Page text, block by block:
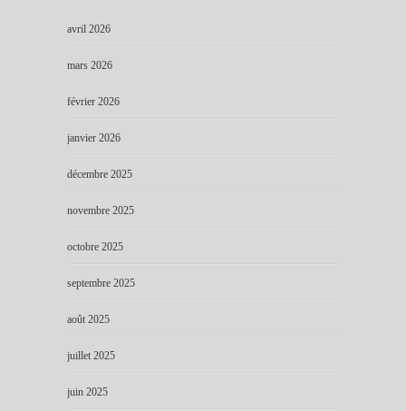
avril 2026
mars 2026
février 2026
janvier 2026
décembre 2025
novembre 2025
octobre 2025
septembre 2025
août 2025
juillet 2025
juin 2025